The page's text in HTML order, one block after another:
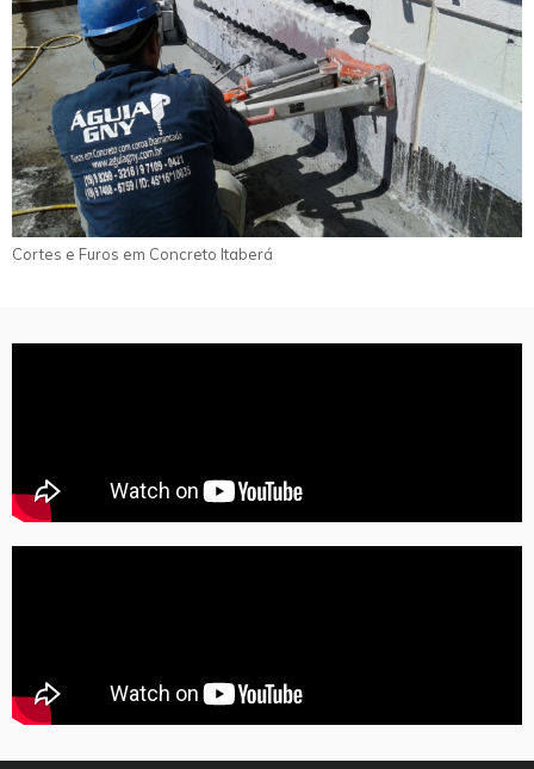
Cortes e Furos em Concreto Itaberá